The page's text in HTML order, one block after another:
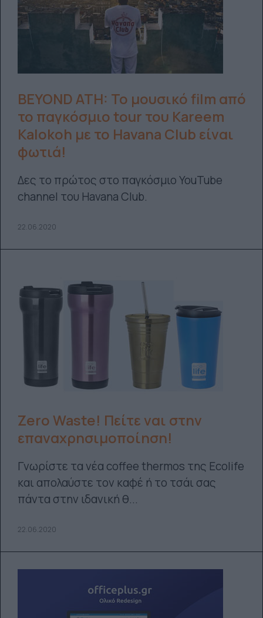
BEYOND ATH: Το μουσικό film από
το παγκόσμιο tour του Kareem
Kalokoh με το Havana Club είναι
φωτιά!
Δες το πρώτος στο παγκόσμιο YouTube
channel του Havana Club.
22.06.2020
Ζero Waste! Πείτε ναι στην
επαναχρησιμοποίηση!
Γνωρίστε τα νέα coffee thermos της Εcolife
και απολαύστε τον καφέ ή το τσάι σας
πάντα στην ιδανική θ...
22.06.2020